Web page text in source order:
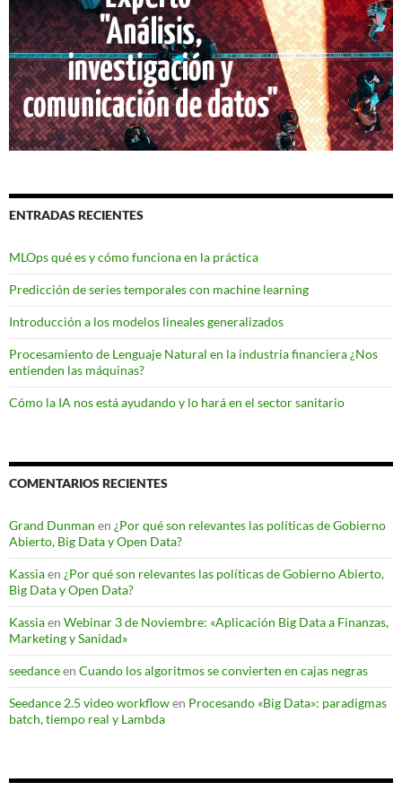
ENTRADAS RECIENTES
MLOps qué es y cómo funciona en la práctica
Predicción de series temporales con machine learning
Introducción a los modelos lineales generalizados
Procesamiento de Lenguaje Natural en la industria financiera ¿Nos
entienden las máquinas?
Cómo la IA nos está ayudando y lo hará en el sector sanitario
COMENTARIOS RECIENTES
Grand Dunman en ¿Por qué son relevantes las políticas de Gobierno
Abierto, Big Data y Open Data?
Kassiaen ¿Por qué son relevantes las políticas de Gobierno Abierto,
Big Data y Open Data?
Kassiaen Webinar 3 de Noviembre: «Aplicación Big Data a Finanzas,
Marketing y Sanidad»
seedanceen Cuando los algoritmos se convierten en cajas negras
Seedance 2.5 video workflowen Procesando «Big Data»: paradigmas
batch, tiempo real y Lambda